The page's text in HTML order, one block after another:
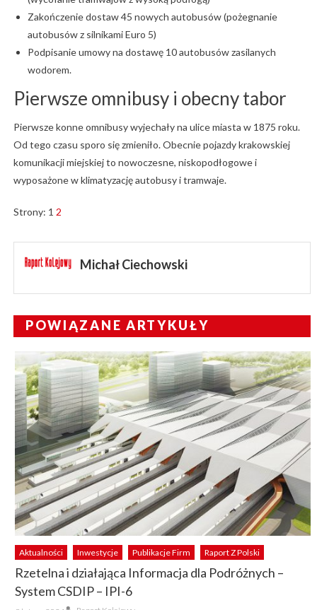
Zakończenie dostaw 45 nowych autobusów (pożegnanie
autobusów z silnikami Euro 5)
Podpisanie umowy na dostawę 10 autobusów zasilanych
wodorem.
Pierwsze omnibusy i obecny tabor
Pierwsze konne omnibusy wyjechały na ulice miasta w 1875 roku.
Od tego czasu sporo się zmieniło. Obecnie pojazdy krakowskiej
komunikacji miejskiej to nowoczesne, niskopodłogowe i
wyposażone w klimatyzację autobusy i tramwaje.
Strony: 1 2
Michał Ciechowski
POWIĄZANE ARTYKUŁY
Aktualności Inwestycje Publikacje Firm Raport Z Polski
Rzetelna i działająca Informacja dla Podróżnych –
System CSDIP – IPI-6
Author